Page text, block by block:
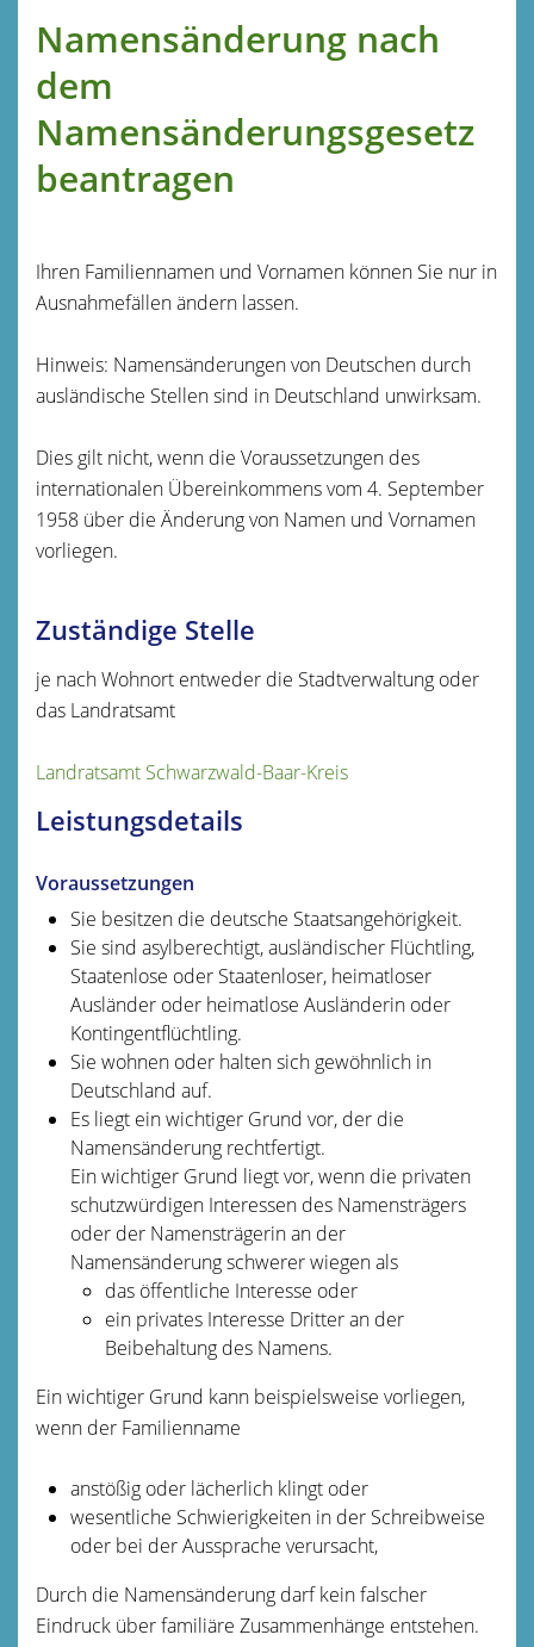
Namensänderung nach
dem
Namensänderungsgesetz
beantragen
Ihren Familiennamen und Vornamen können Sie nur in
Ausnahmefällen ändern lassen.
Hinweis: Namensänderungen von Deutschen durch
ausländische Stellen sind in Deutschland unwirksam.
Dies gilt nicht, wenn die Voraussetzungen des
internationalen Übereinkommens vom 4. September
1958 über die Änderung von Namen und Vornamen
vorliegen.
Zuständige Stelle
je nach Wohnort entweder die Stadtverwaltung oder
das Landratsamt
Landratsamt Schwarzwald-Baar-Kreis
Leistungsdetails
Voraussetzungen
Sie besitzen die deutsche Staatsangehörigkeit.
Sie sind asylberechtigt, ausländischer Flüchtling,
Staatenlose oder Staatenloser, heimatloser
Ausländer oder heimatlose Ausländerin oder
Kontingentflüchtling.
Sie wohnen oder halten sich gewöhnlich in
Deutschland auf.
Es liegt ein wichtiger Grund vor, der die
Namensänderung rechtfertigt.
Ein wichtiger Grund liegt vor, wenn die privaten
schutzwürdigen Interessen des Namensträgers
oder der Namensträgerin an der
Namensänderung schwerer wiegen als
das öffentliche Interesse oder
ein privates Interesse Dritter an der
Beibehaltung des Namens.
Ein wichtiger Grund kann beispielsweise vorliegen,
wenn der Familienname
anstößig oder lächerlich klingt oder
wesentliche Schwierigkeiten in der Schreibweise
oder bei der Aussprache verursacht,
Durch die Namensänderung darf kein falscher
Eindruck über familiäre Zusammenhänge entstehen.